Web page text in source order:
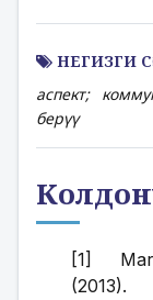
НЕГИЗГИ
аспект;
берүү
[1]
(2013).